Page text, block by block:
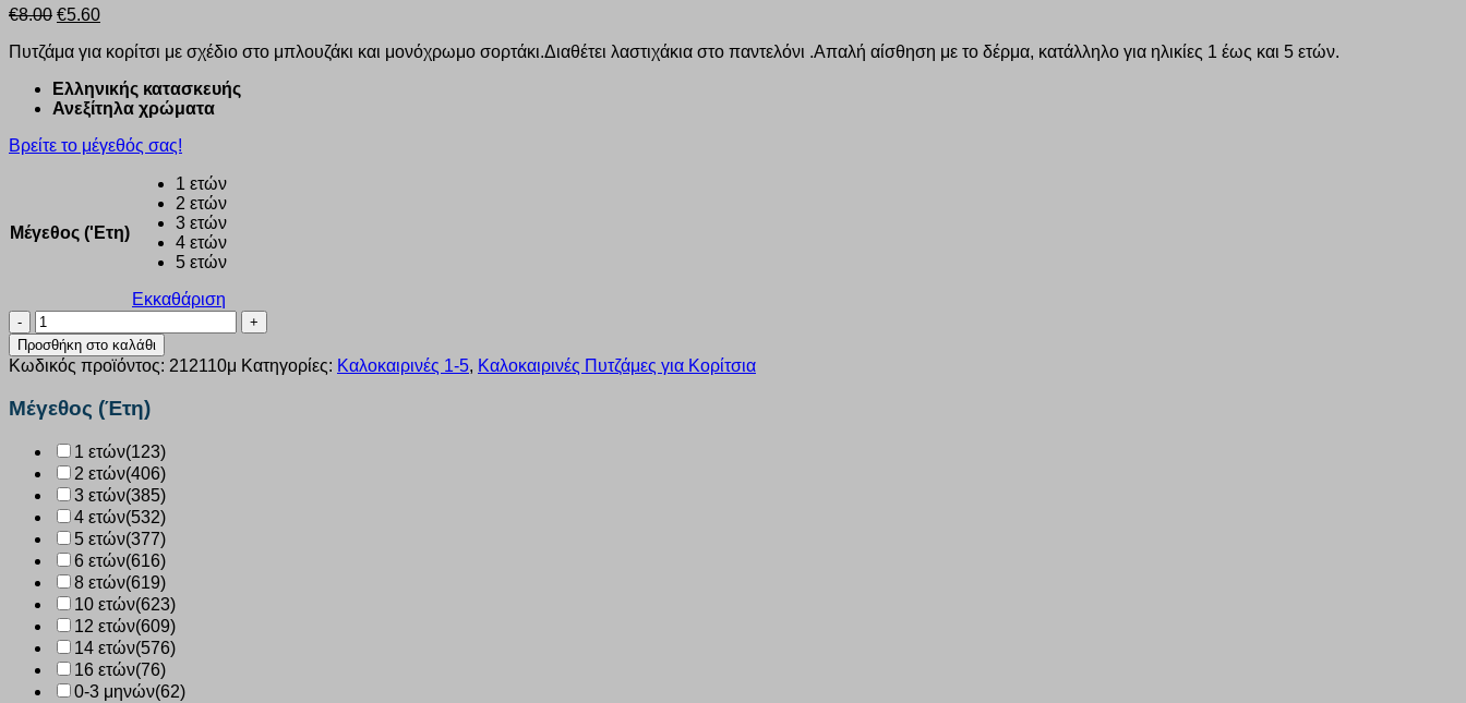
€8.00 Original
was:
€5.60Η
τιμή
€5.60.
Πυτζάμα για κορίτσι με σχέδιο στο μπλουζάκι και μονόχρωμο σορτάκι.Διαθέτει λαστιχάκια στο παντελόνι .Απαλή αίσθηση με το δέρμα, κατάλληλο για ηλικίες 1 έως και 5 ετών.
Ελληνικής κατασκευής
Ανεξίτηλα χρώματα
Βρείτε το μέγεθός σας!
Μέγεθος ('Ετη)
1 ετών
2 ετών
3 ετών
4 ετών
5 ετών
Εκκαθάριση
Πυτζάμα
κορίτσι
Dreams
“summer
vibe”
μπέζ
ποσότητα
Προσθήκη στο καλάθι
Κωδικός προϊόντος: 212110μ Κατηγορίες: Καλοκαιρινές 1-5, Καλοκαιρινές Πυτζάμες για Κορίτσια
Μέγεθος (Έτη)
1 ετών(123)
2 ετών(406)
3 ετών(385)
4 ετών(532)
5 ετών(377)
6 ετών(616)
8 ετών(619)
10 ετών(623)
12 ετών(609)
14 ετών(576)
16 ετών(76)
0-3 μηνών(62)